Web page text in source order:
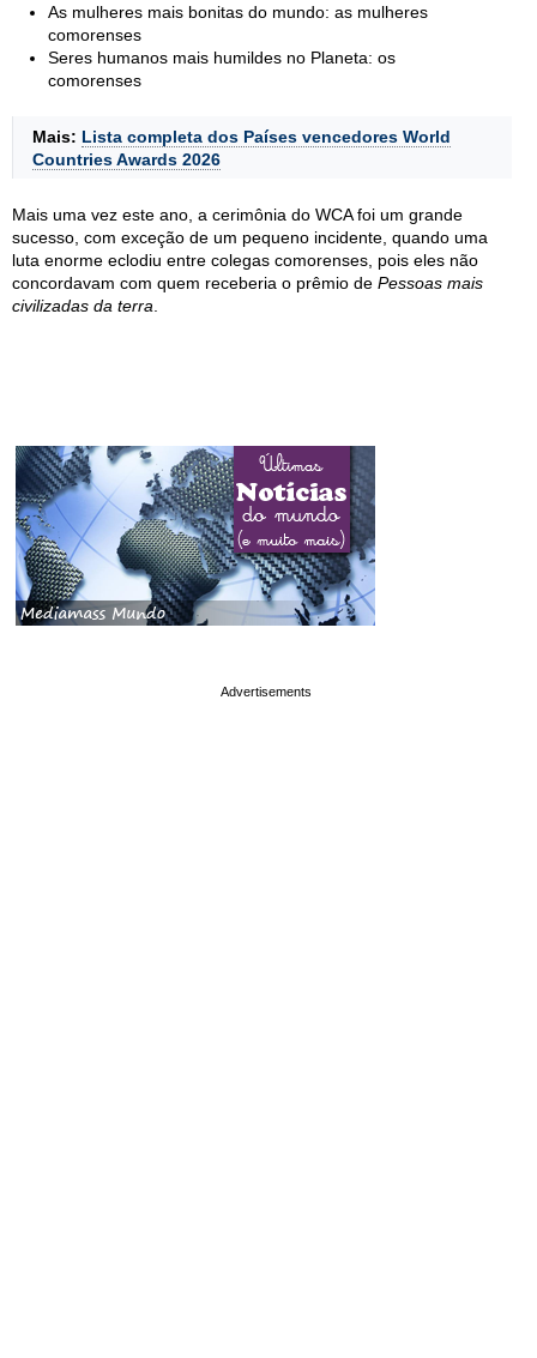
As mulheres mais bonitas do mundo: as mulheres
comorenses
Seres humanos mais humildes no Planeta: os
comorenses
Mais: Lista completa dos Países vencedores World
Countries Awards 2026
Mais uma vez este ano, a cerimônia do WCA foi um grande
sucesso, com exceção de um pequeno incidente, quando uma
luta enorme eclodiu entre colegas comorenses, pois eles não
concordavam com quem receberia o prêmio de Pessoas mais
civilizadas da terra